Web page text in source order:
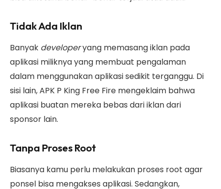
Tidak Ada Iklan
Banyak developeryang memasang iklan pada
aplikasi miliknya yang membuat pengalaman
dalam menggunakan aplikasi sedikit terganggu. Di
sisi lain, APK P King Free Fire mengeklaim bahwa
aplikasi buatan mereka bebas dari iklan dari
sponsor lain.
Tanpa Proses Root
Biasanya kamu perlu melakukan proses root agar
ponsel bisa mengakses aplikasi. Sedangkan,